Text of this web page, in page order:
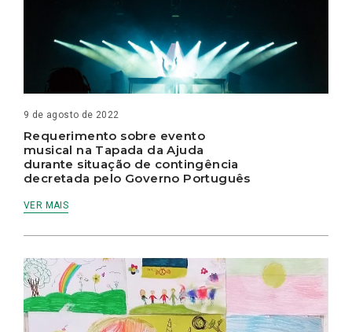
9 de agosto de 2022
Requerimento sobre evento
musical na Tapada da Ajuda
durante situação de contingência
decretada pelo Governo Português
VER MAIS